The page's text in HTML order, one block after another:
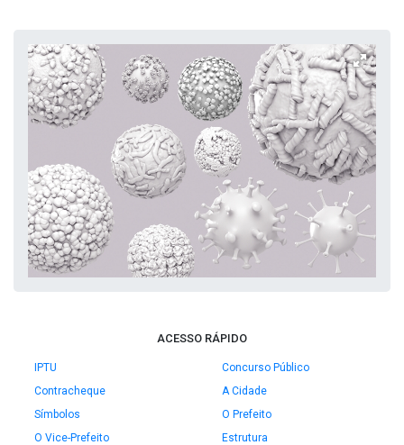
ACESSO RÁPIDO
IPTU
Concurso Público
Contracheque
A Cidade
Símbolos
O Prefeito
O Vice-Prefeito
Estrutura